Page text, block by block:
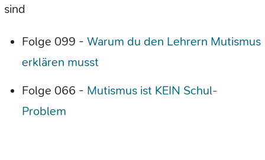
sind
Folge 099 - Warum du den Lehrern Mutismus
erklären musst
Folge 066 - Mutismus ist KEIN Schul-
Problem